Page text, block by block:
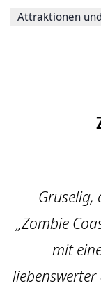
Seite
Attraktionen
Gruselig,
„Zombie
mit